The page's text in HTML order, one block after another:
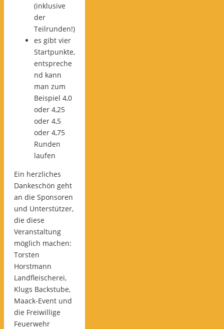
(inklusive
der
Teilrunden!)
es gibt vier
Startpunkte,
entspreche
nd kann
man zum
Beispiel 4,0
oder 4,25
oder 4,5
oder 4,75
Runden
laufen
Ein herzliches
Dankeschön geht
an die Sponsoren
und Unterstützer,
die diese
Veranstaltung
möglich machen:
Torsten
Horstmann
Landfleischerei,
Klugs Backstube,
Maack-Event und
die Freiwillige
Feuerwehr